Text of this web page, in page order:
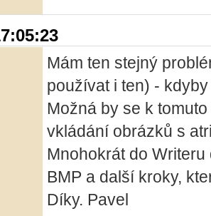
Mám ten stejný
používat i ten) -
Možná by se k
vkládání obrázků s
Mnohokrát do
BMP a další kroky,
Díky. Pavel